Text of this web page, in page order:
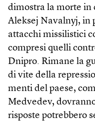
dimostra la morte in
Aleksej Navalnyj, in
attacchi missilistici
compresi quelli
Dnipro. Rimane la
di vite della
menti del paese,
Medvedev,
risposte potrebbero